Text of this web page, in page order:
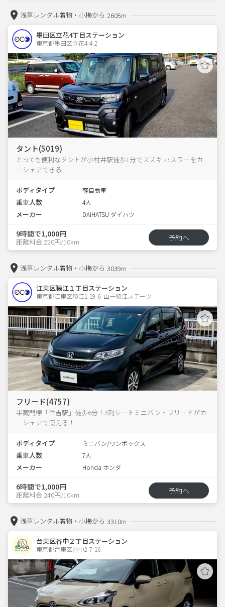
浅草レンタル着物・小梅から 2605m
墨田区立花4丁目ステーション
東京都墨田区立花4-4-2
タント(5019)
とっても便利なタントが小村井駅徒歩1分でスズキ ハスラーをカ
ーシェアできる
ボディタイプ 軽自動車
乗車人数 4人
メーカー DAIHATSU ダイハツ
9時間で1,000円
距離料金 220円/10km 予約へ
浅草レンタル着物・小梅から 3039m
江東区猿江１丁目ステーション
東京都江東区猿江1-19-6  山一猿江ステーツ
フリード(4757)
半蔵門線「住吉駅」徒歩6分！3列シートミニバン・フリードがカ
ーシェアで使える！
ボディタイプ ミニバン/ワンボックス
乗車人数 7人
メーカー Honda ホンダ
6時間で1,000円
距離料金 240円/10km 予約へ
浅草レンタル着物・小梅から 3310m
台東区谷中２丁目ステーション
東京都台東区谷中2-7-16